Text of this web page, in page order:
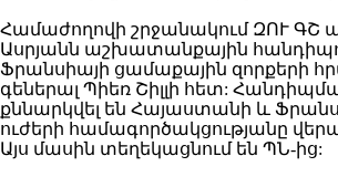
Համաժողովի շրջանակում ԶՈՒ ԳՇ
Ասրյանն աշխատանքային
Ֆրանսիայի ցամաքային զորքերի
գեներալ Պիեռ Շիլլի հետ:
քննարկվել են Հայաստանի և
ուժերի համագործակցությանը
Այս մասին տեղեկացնում են ՊՆ-ից: